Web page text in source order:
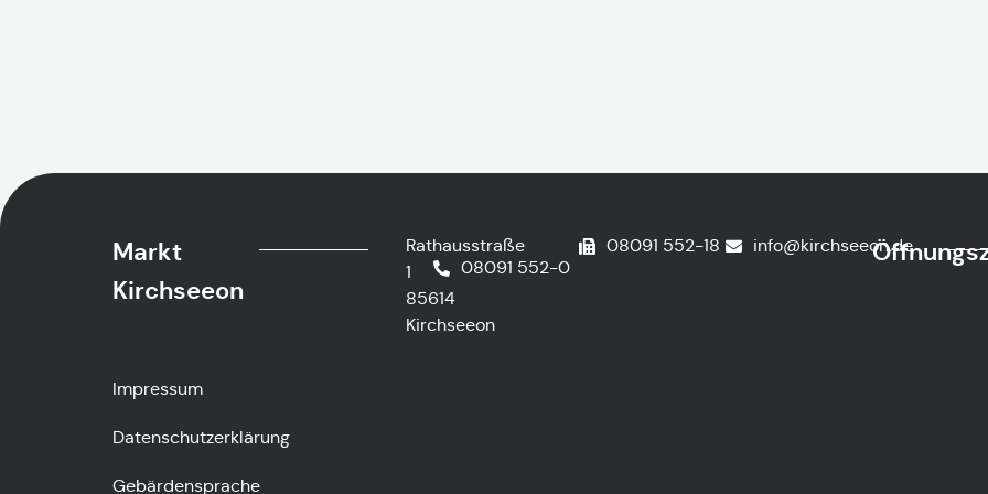
Markt
Kirchseeon
Rathausstraße
1
85614
Kirchseeon
08091 552-0
08091 552-18 info@kirchseeon.de
Impressum
Datenschutzerklärung
Gebärdensprache